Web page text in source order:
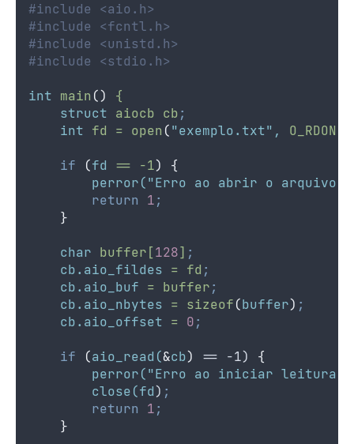
#include <aio.h>
#include <fcntl.h>
#include <unistd.h>
#include <stdio.h>
int main ()
{
struct aiocb cb;
int fd = open ("exemplo.txt" , O_RDONLY
if (fd == -1)
{
perror("Erro ao abrir o arquivo"
return
1;
}
char buffer[128] ;
cb.aio_fildes = fd ;
cb.aio_buf = buffer;
cb.aio_nbytes = sizeof(buffer) ;
cb.aio_offset = 0;
if (aio_read(&cb) == -1) {
perror("Erro ao iniciar leitura
close(fd) ;
return
1;
}